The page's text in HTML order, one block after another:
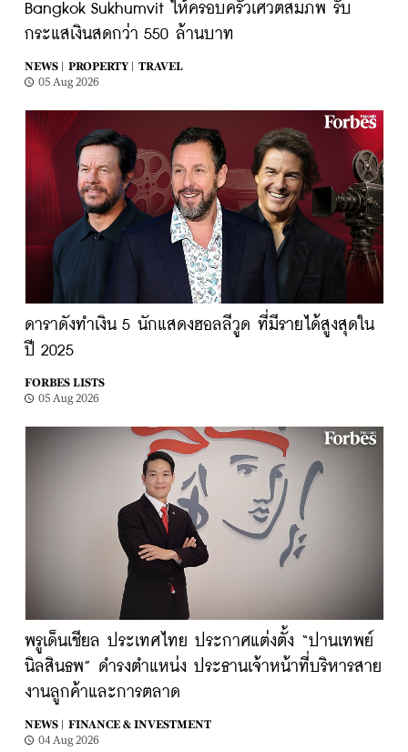
Bangkok Sukhumvit ให้ครอบครัวเศวตสมภพ รับ
กระแสเงินสดกว่า 550 ล้านบาท
NEWS | PROPERTY |
TRAVEL
05 Aug 2026
ดาราดังทำเงิน 5 นักแสดงฮอลลีวูด ที่มีรายได้สูงสุดใน
ปี 2025
FORBES LISTS
05 Aug 2026
พรูเด็นเชียล ประเทศไทย ประกาศแต่งตั้ง “ปานเทพย์
นิลสินธพ” ดำรงตำแหน่ง ประธานเจ้าหน้าที่บริหารสาย
งานลูกค้าและการตลาด
NEWS |
FINANCE & INVESTMENT
04 Aug 2026